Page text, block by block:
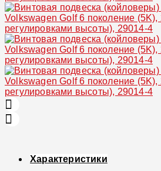
Характеристики